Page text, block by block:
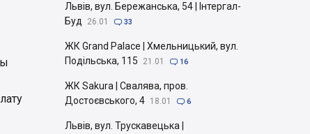
Львів, вул. Бережанська, 54 | Інтергал-
Буд
26.01  33
ЖК Grand Palace | Хмельницький, вул.
Подільська, 115
21.01  16
ЖК Sakura | Свалява, пров.
Достоєвського, 4 18.01  6
Львів, вул. Трускавецька |